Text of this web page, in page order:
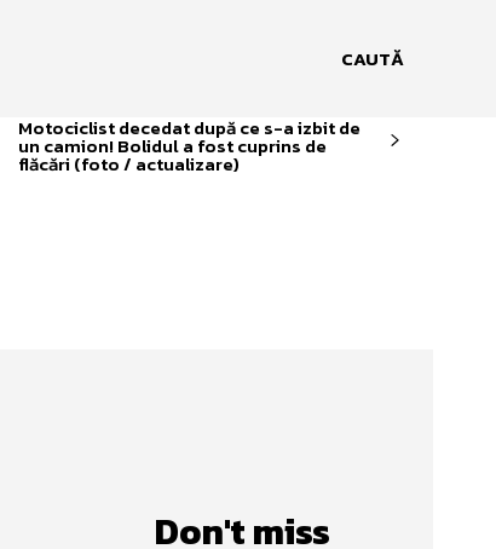
CAUTĂ
Motociclist decedat după ce s-a izbit de
un camion! Bolidul a fost cuprins de
flăcări (foto / actualizare)
Don't miss